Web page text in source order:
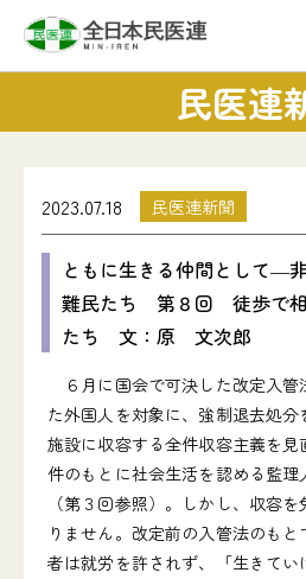
民医連
2023.07.18 民医連新聞
ともに生きる仲間として―
難民たち 第８回 徒歩で相
たち 文：原 文次郎
６月に国会で可決した改定入管
た外国人を対象に、強制退去処
施設に収容する全件収容主義を
件のもとに社会生活を認める監
（第３回参照）。しかし、収容
りません。改定前の入管法のも
者は就労を許されず、「生きて